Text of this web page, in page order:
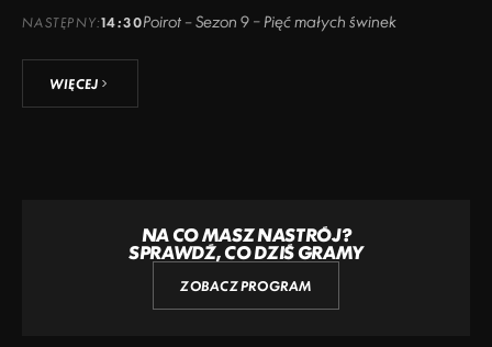
NASTĘPNY:14:30Poirot – Sezon 9 – Pięć małych świnek
WIĘCEJ
NA CO MASZ NASTRÓJ?
SPRAWDŹ, CO DZIŚ GRAMY
ZOBACZ PROGRAM